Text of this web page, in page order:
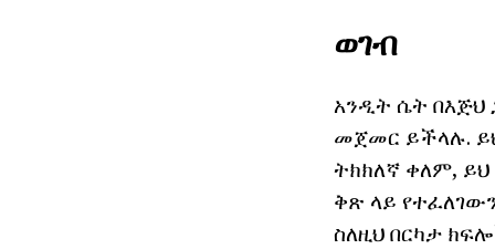
ወገብ
አንዲት ሴት በእጅህ
መጀመር ይችላሉ.
ትክክለኛ ቀለም,
ቅጽ ላይ
ስለዚህ በርካታ